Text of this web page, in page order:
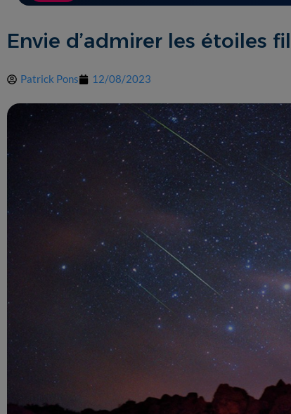
Envie d’admirer les étoiles
Patrick Pons 12/08/2023